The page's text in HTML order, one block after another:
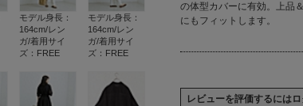
モデル身長：
164cm/レン
ガ/着用サイ
ズ：FREE
モデル身長：
164cm/レン
ガ/着用サイ
ズ：FREE
の体型カバーに有効。上品
にもフィットします。
レビューを評価するには